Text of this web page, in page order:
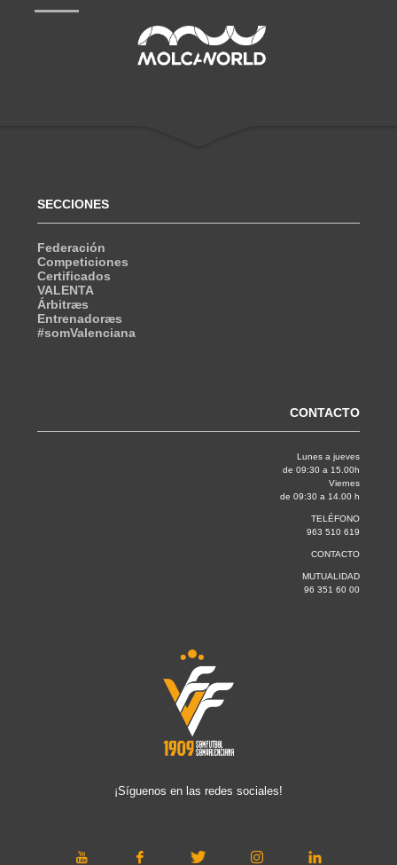
SECCIONES
Federación
Competiciones
Certificados
VALENTA
Árbitræs
Entrenadoræs
#somValenciana
CONTACTO
Lunes a jueves
de 09:30 a 15.00h
Viernes
de 09:30 a 14.00 h
TELÉFONO
963 510 619
CONTACTO
MUTUALIDAD
96 351 60 00
¡Síguenos en las redes sociales!